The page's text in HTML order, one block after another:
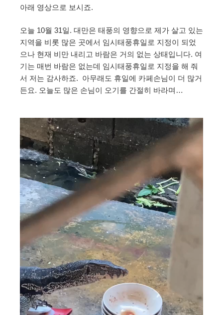
아래 영상으로 보시죠.
오늘 10월 31일. 대만은 태풍의 영향으로 제가 살고 있는
지역을 비롯 많은 곳에서 임시태풍휴일로 지정이 되었
으나 현재 비만 내리고 바람은 거의 없는 상태입니다. 여
기는 매번 바람은 없는데 임시태풍휴일로 지정을 해 줘
서 저는 감사하죠. 아무래도 휴일에 카페손님이 더 많거
든요. 오늘도 많은 손님이 오기를 간절히 바라며…